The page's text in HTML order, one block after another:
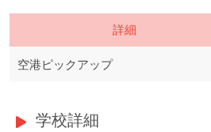
詳細
空港ピックアップ
学校詳細